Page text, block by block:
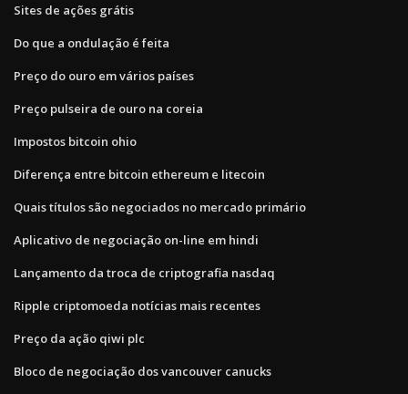
Sites de ações grátis
Do que a ondulação é feita
Preço do ouro em vários países
Preço pulseira de ouro na coreia
Impostos bitcoin ohio
Diferença entre bitcoin ethereum e litecoin
Quais títulos são negociados no mercado primário
Aplicativo de negociação on-line em hindi
Lançamento da troca de criptografia nasdaq
Ripple criptomoeda notícias mais recentes
Preço da ação qiwi plc
Bloco de negociação dos vancouver canucks